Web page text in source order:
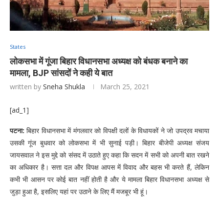
States
लोकसभा में गूंजा बिहार विधानसभा अध्यक्ष को बंधक बनाने का
मामला, BJP सांसदों ने कही ये बात
written by Sneha Shukla March 25, 2021
[ad_1]
पटना: बिहार विधानसभा में मंगलवार को विपक्षी दलों के विधायकों ने जो उपद्रव मचाया
उसकी गूंज बुधवार को लोकसभा में भी सुनाई पड़ी। बिहार बीजेपी अध्यक्ष संजय
जायसवाल ने इस मुद्दे को संसद में उठाते हुए कहा कि सदन में सभी को अपनी बात रखने
का अधिकार है। सत्ता दल और विपक्ष आपस में विवाद और बहस भी करते हैं, लेकिन
कभी भी आसन पर कोई बात नहीं होती है और ये मामला बिहार विधानसभा अध्यक्ष से
जुड़ा हुआ है, इसलिए यहां पर उठाने के लिए मैं मजबूर भी हूं।